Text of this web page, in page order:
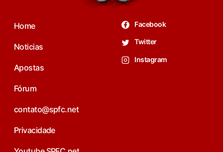
Home
Noticias
Apostas
Fórum
contato@spfc.net
Privacidade
Facebook
Twitter
Instagram